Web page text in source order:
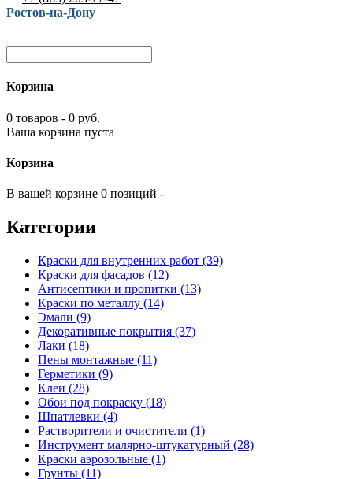
Ростов-на-Дону
Корзина
0 товаров - 0 руб.
Ваша корзина пуста
Корзина
В вашей корзине 0 позиций -
Категории
Краски для внутренних работ (39)
Краски для фасадов (12)
Антисептики и пропитки (13)
Краски по металлу (14)
Эмали (9)
Декоративные покрытия (37)
Лаки (18)
Пены монтажные (11)
Герметики (9)
Клеи (28)
Обои под покраску (18)
Шпатлевки (4)
Растворители и очистители (1)
Инструмент малярно-штукатурный (28)
Краски аэрозольные (1)
Грунты (11)